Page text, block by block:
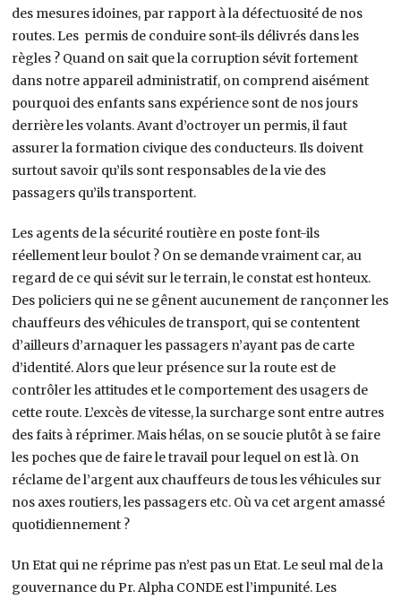
des mesures idoines, par rapport à la défectuosité de nos
routes. Les permis de conduire sont-ils délivrés dans les
règles ? Quand on sait que la corruption sévit fortement
dans notre appareil administratif, on comprend aisément
pourquoi des enfants sans expérience sont de nos jours
derrière les volants. Avant d’octroyer un permis, il faut
assurer la formation civique des conducteurs. Ils doivent
surtout savoir qu’ils sont responsables de la vie des
passagers qu’ils transportent.
Les agents de la sécurité routière en poste font-ils
réellement leur boulot ? On se demande vraiment car, au
regard de ce qui sévit sur le terrain, le constat est honteux.
Des policiers qui ne se gênent aucunement de rançonner les
chauffeurs des véhicules de transport, qui se contentent
d’ailleurs d’arnaquer les passagers n’ayant pas de carte
d’identité. Alors que leur présence sur la route est de
contrôler les attitudes et le comportement des usagers de
cette route. L’excès de vitesse, la surcharge sont entre autres
des faits à réprimer. Mais hélas, on se soucie plutôt à se faire
les poches que de faire le travail pour lequel on est là. On
réclame de l’argent aux chauffeurs de tous les véhicules sur
nos axes routiers, les passagers etc. Où va cet argent amassé
quotidiennement ?
Un Etat qui ne réprime pas n’est pas un Etat. Le seul mal de la
gouvernance du Pr. Alpha CONDE est l’impunité. Les